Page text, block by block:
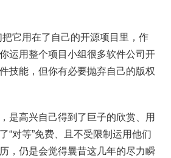
把它用在了自己的开源项目里，作
运用整个项目小组很多软件公司开
技能，但你有必要抛弃自己的版权
是高兴自己得到了巨子的欣赏、用
“对等”免费、且不受限制运用他们
，仍是会觉得曩昔这几年的尽力瞬